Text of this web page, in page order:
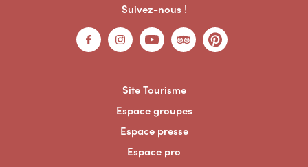
Suivez-nous !
Site Tourisme
Espace groupes
Espace presse
Espace pro